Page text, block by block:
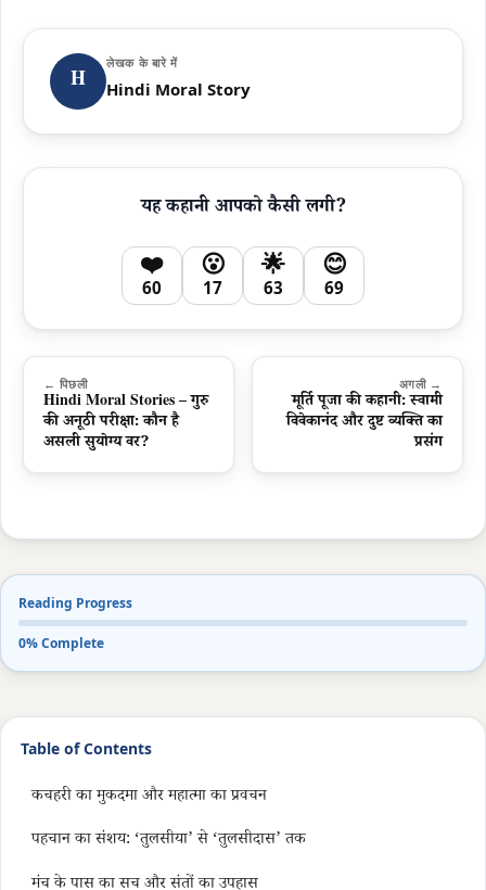
H
लेखक के बारे में
Hindi Moral Story
यह कहानी आपको कैसी लगी?
❤️
60
😮
17
🌟
63
😊
69
← पिछली
Hindi Moral Stories – गुरु
की अनूठी परीक्षा: कौन है
असली सुयोग्य वर?
अगली →
मूर्ति पूजा की कहानी: स्वामी
विवेकानंद और दुष्ट व्यक्ति का
प्रसंग
Reading Progress
0% Complete
Table of Contents
कचहरी का मुकदमा और महात्मा का प्रवचन
पहचान का संशय: ‘तुलसीया’ से ‘तुलसीदास’ तक
मंच के पास का सच और संतों का उपहास